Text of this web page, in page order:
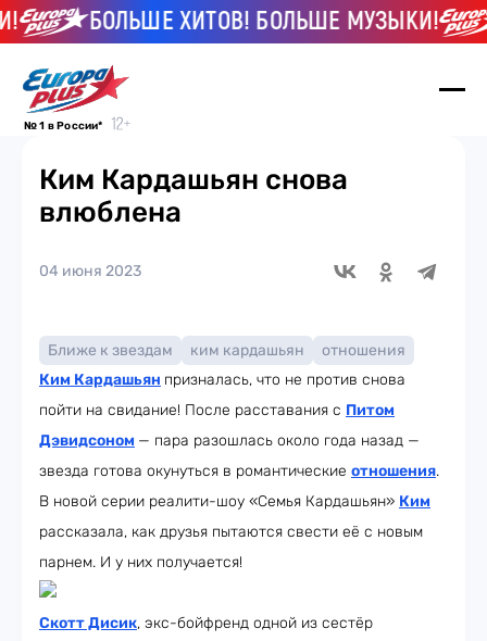
БОЛЬШЕ ХИТОВ! БОЛЬШЕ МУЗЫКИ!
№ 1 в России*
Ким Кардашьян снова
влюблена
04 июня 2023
Ближе к звездам ким кардашьян
отношения
Ким Кардашьян призналась, что не против снова
пойти на свидание! После расставания с Питом
Дэвидсоном — пара разошлась около года назад —
звезда готова окунуться в романтические отношения.
В новой серии реалити-шоу «Семья Кардашьян» Ким
рассказала, как друзья пытаются свести её с новым
парнем. И у них получается!
Скотт Дисик, экс-бойфренд одной из сестёр